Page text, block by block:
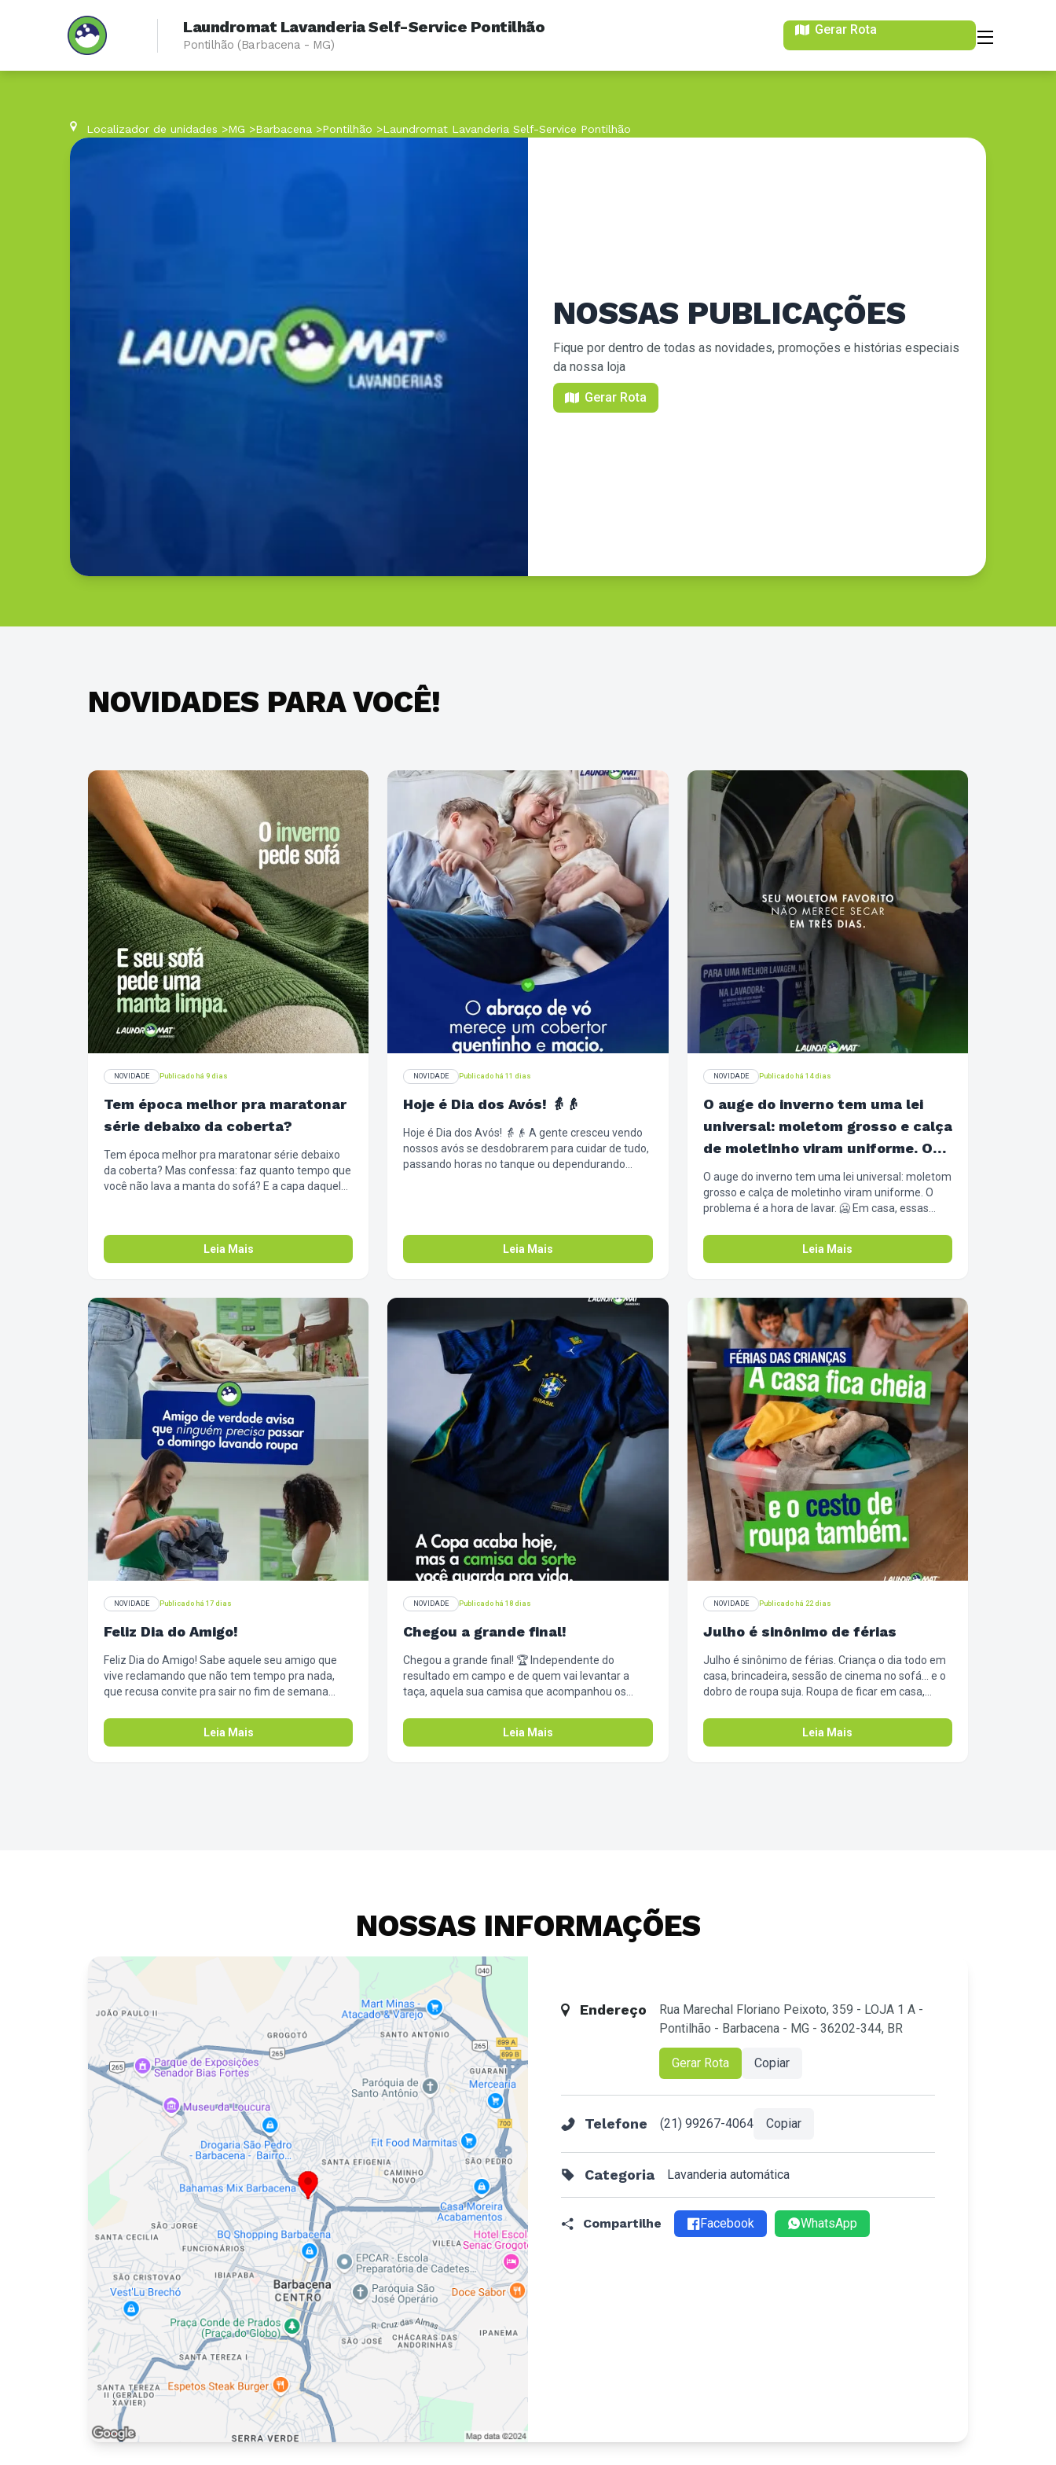
Laundromat Lavanderia Self-Service Pontilhão
Pontilhão (Barbacena - MG)
Gerar Rota
Localizador de unidades >MG >Barbacena >Pontilhão >Laundromat Lavanderia Self-Service Pontilhão
NOSSAS PUBLICAÇÕES
Fique por dentro de todas as novidades, promoções e histórias especiais
da nossa loja
Gerar Rota
NOVIDADES PARA VOCÊ!
NOVIDADE Publicado há 9 dias
Tem época melhor pra maratonar
série debaixo da coberta?
Tem época melhor pra maratonar série debaixo
da coberta? Mas confessa: faz quanto tempo que
você não lava a manta do sofá? E a capa daquela
ácaros e migalhas (ninguém julga a pipoca). Traz
as mantas e capas pra cá de uma vez. Lavagem
rápida, secagem profunda e sua sala pronta pra
Leia Mais
NOVIDADE Publicado há 11 dias
Hoje é Dia dos Avós! 👵👴
Hoje é Dia dos Avós! 👵👴 A gente cresceu vendo
nossos avós se desdobrarem para cuidar de tudo,
passando horas no tanque ou dependurando
inverno, e trazer pra cá? Poupando esse esforço,
sobra mais tempo e energia para o café com bolo,
Leia Mais
NOVIDADE Publicado há 14 dias
O auge do inverno tem uma lei
universal: moletom grosso e calça
de moletinho viram uniforme. O
problema é a hora de lavar. 🥶
O auge do inverno tem uma lei universal: moletom
grosso e calça de moletinho viram uniforme. O
problema é a hora de lavar. 🥶 Em casa, essas
ocupam o varal todo e, se o tempo fechar, ainda
ficam com aquele cheiro de umidade no capuz.
igual, de dentro pra fora. Volta fofinho, cheiroso e
pronto pra te esquentar de novo.
Leia Mais
NOVIDADE Publicado há 17 dias
Feliz Dia do Amigo!
Feliz Dia do Amigo! Sabe aquele seu amigo que
vive reclamando que não tem tempo pra nada,
que recusa convite pra sair no fim de semana
em dia"? 🗣️ Hoje é o dia perfeito pra mandar a real
pra ele. Compartilha esse post e avisa: a vida é
Leia Mais
NOVIDADE Publicado há 18 dias
Chegou a grande final!
Chegou a grande final! 🏆 Independente do
resultado em campo e de quem vai levantar a
taça, aquela sua camisa que acompanhou os
comemoração, cheiro de churrasco e suor de
tensão, cumpriu o papel dela. Agora é hora de dar
Leia Mais
NOVIDADE Publicado há 22 dias
Julho é sinônimo de férias
Julho é sinônimo de férias. Criança o dia todo em
casa, brincadeira, sessão de cinema no sofá... e o
dobro de roupa suja. Roupa de ficar em casa,
pra sala. 🍿 A gente sabe que a rotina vira de
cabeça pra baixo. Em vez de passar as férias
Leia Mais
NOSSAS INFORMAÇÕES
Endereço
Rua Marechal Floriano Peixoto, 359 - LOJA 1 A -
Pontilhão - Barbacena - MG - 36202-344, BR
Gerar Rota Copiar
Telefone (21) 99267-4064 Copiar
Categoria Lavanderia automática
Compartilhe Facebook WhatsApp